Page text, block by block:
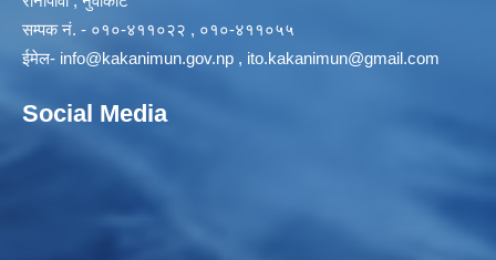
सम्पक नं. - ०१०-४११०२२ , ०१०-४११०५५
ईमेल- info@kakanimun.gov.np , ito.kakanimun@gmail.com
Social Media